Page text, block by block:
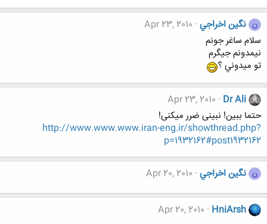
ن نگين اخراجي Apr 23, 2010
سلام ساغر جونم
نيمدونم جيگرم
تو ميدوني ؟
Dr Ali
Apr 23, 2010
حتما ببین! نبینی ضرر میکنی!
http://www.www.www.iran-eng.ir/showthread.php?
p=1932162#post1932162
ن نگين اخراجي Apr 20, 2010
HniArsh
Apr 20, 2010